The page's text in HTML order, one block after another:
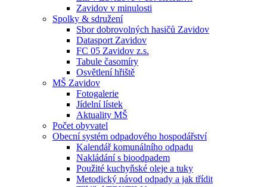
Zavidov v minulosti
Spolky & sdružení
Sbor dobrovolných hasičů Zavidov
Datasport Zavidov
FC 05 Zavidov z.s.
Tabule časomíry
Osvětlení hřiště
MŠ Zavidov
Fotogalerie
Jídelní lístek
Aktuality MŠ
Počet obyvatel
Obecní systém odpadového hospodářství
Kalendář komunálního odpadu
Nakládání s bioodpadem
Použité kuchyňské oleje a tuky
Metodický návod odpady a jak třídit